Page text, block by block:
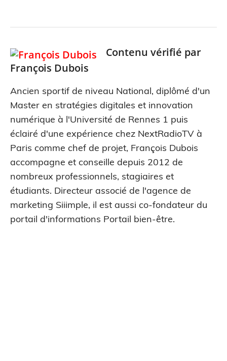
Contenu vérifié par
François Dubois
Ancien sportif de niveau National, diplômé d'un
Master en stratégies digitales et innovation
numérique à l'Université de Rennes 1 puis
éclairé d'une expérience chez NextRadioTV à
Paris comme chef de projet, François Dubois
accompagne et conseille depuis 2012 de
nombreux professionnels, stagiaires et
étudiants. Directeur associé de l'agence de
marketing Siiimple, il est aussi co-fondateur du
portail d'informations Portail bien-être.